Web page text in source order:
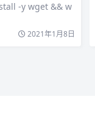
-y wget && w
2021年1月8日